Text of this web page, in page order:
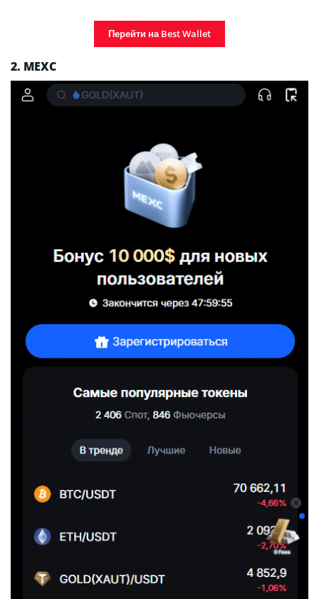
Перейти на Best Wallet
2. MEXC